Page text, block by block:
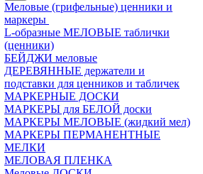
Меловые (грифельные) ценники и
маркеры
L-образные МЕЛОВЫЕ таблички
(ценники)
БЕЙДЖИ меловые
ДЕРЕВЯННЫЕ держатели и
подставки для ценников и табличек
МАРКЕРНЫЕ ДОСКИ
МАРКЕРЫ для БЕЛОЙ доски
МАРКЕРЫ МЕЛОВЫЕ (жидкий мел)
МАРКЕРЫ ПЕРМАНЕНТНЫЕ
МЕЛКИ
МЕЛОВАЯ ПЛЕНКА